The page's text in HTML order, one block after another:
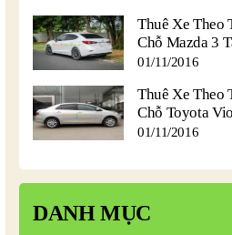
Thuê Xe Theo
Chỗ Mazda 3
01/11/2016
Thuê Xe Theo
Chỗ Toyota
Nẵng
01/11/2016
DANH MỤC